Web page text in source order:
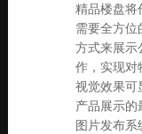
精品楼盘将
需要全方位
方式来展示
作，实现对
视觉效果可
产品展示的
图片发布系